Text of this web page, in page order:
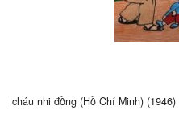
cháu nhi đồng (Hồ Chí Minh) (1946)